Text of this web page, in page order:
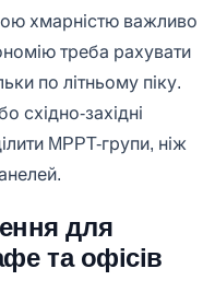
хмарністю важливо
треба рахувати
по літньому піку.
східно-західні
MPPT-групи, ніж
для
та офісів